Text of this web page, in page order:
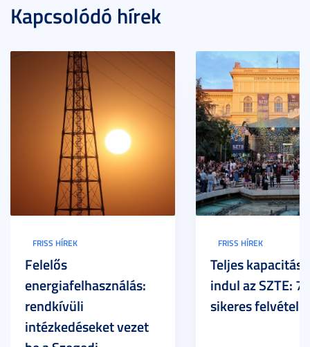
Kapcsolódó hírek
FRISS HÍREK
Felelős
energiafelhasználás:
rendkívüli
intézkedéseket vezet
FRISS HÍREK
Teljes
indul az SZTE:
sikeres